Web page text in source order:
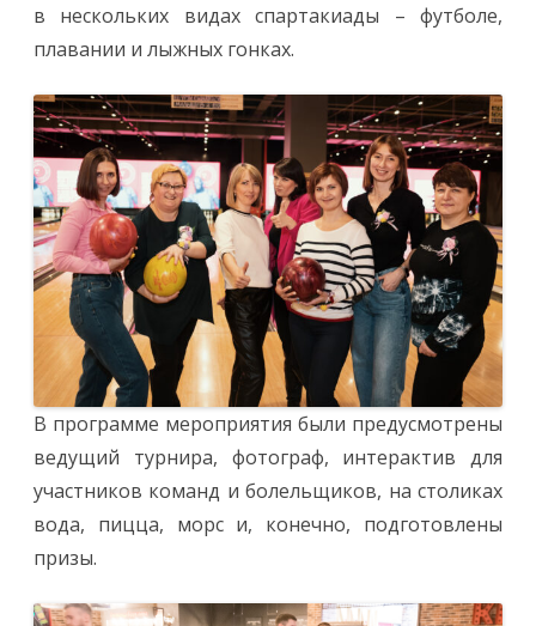
в нескольких видах спартакиады – футболе,
плавании и лыжных гонках.
В программе мероприятия были предусмотрены
ведущий турнира, фотограф, интерактив для
участников команд и болельщиков, на столиках
вода, пицца, морс и, конечно, подготовлены
призы.